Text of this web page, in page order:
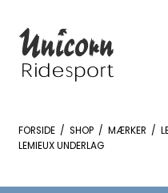
FORSIDE / SHOP / MÆRKER /
LEMIEUX UNDERLAG